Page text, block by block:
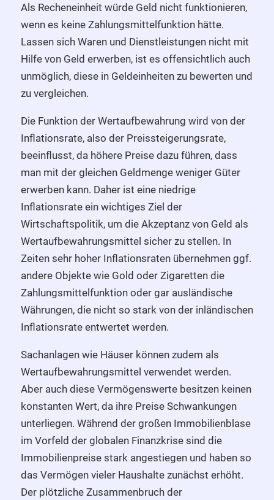
Als Recheneinheit würde Geld nicht funktionieren,
wenn es keine Zahlungsmittelfunktion hätte.
Lassen sich Waren und Dienstleistungen nicht mit
Hilfe von Geld erwerben, ist es offensichtlich auch
unmöglich, diese in Geldeinheiten zu bewerten und
zu vergleichen.
Die Funktion der Wertaufbewahrung wird von der
Inflationsrate, also der Preissteigerungsrate,
beeinflusst, da höhere Preise dazu führen, dass
man mit der gleichen Geldmenge weniger Güter
erwerben kann. Daher ist eine niedrige
Inflationsrate ein wichtiges Ziel der
Wirtschaftspolitik, um die Akzeptanz von Geld als
Wertaufbewahrungsmittel sicher zu stellen. In
Zeiten sehr hoher Inflationsraten übernehmen ggf.
andere Objekte wie Gold oder Zigaretten die
Zahlungsmittelfunktion oder gar ausländische
Währungen, die nicht so stark von der inländischen
Inflationsrate entwertet werden.
Sachanlagen wie Häuser können zudem als
Wertaufbewahrungsmittel verwendet werden.
Aber auch diese Vermögenswerte besitzen keinen
konstanten Wert, da ihre Preise Schwankungen
unterliegen. Während der großen Immobilienblase
im Vorfeld der globalen Finanzkrise sind die
Immobilienpreise stark angestiegen und haben so
das Vermögen vieler Haushalte zunächst erhöht.
Der plötzliche Zusammenbruch der